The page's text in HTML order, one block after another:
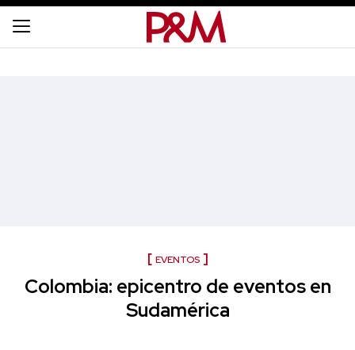
EVENTOS
Colombia: epicentro de eventos en
Sudamérica